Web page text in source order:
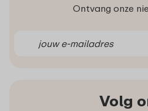
Ontvang onze
Volg